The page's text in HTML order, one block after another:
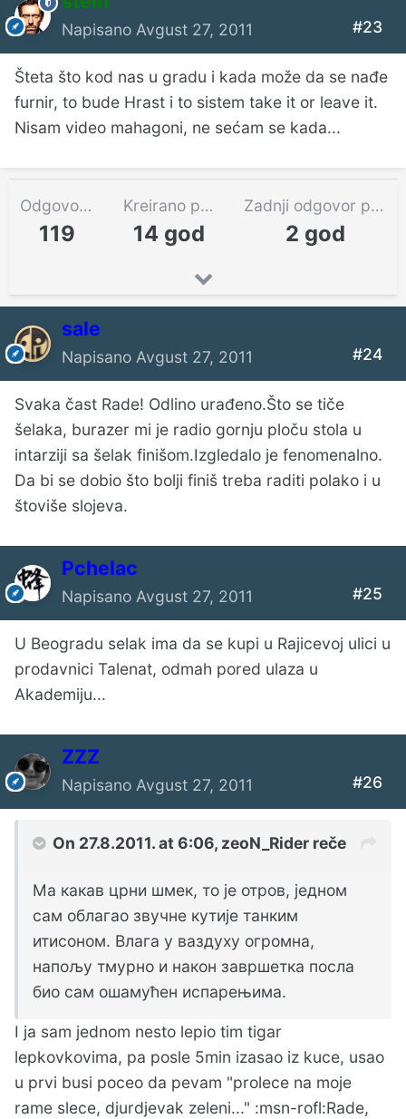
Napisano Avgust 27, 2011 #23
Šteta što kod nas u gradu i kada može da se nađe
furnir, to bude Hrast i to sistem take it or leave it.
Nisam video mahagoni, ne sećam se kada...
Odgovora
119
Kreirano pre
14 god
Zadnji odgovor pre
2 god
sale
Napisano Avgust 27, 2011 #24
Svaka čast Rade! Odlino urađeno.Što se tiče
šelaka, burazer mi je radio gornju ploču stola u
intarziji sa šelak finišom.Izgledalo je fenomenalno.
Da bi se dobio što bolji finiš treba raditi polako i u
štoviše slojeva.
Pchelac
Napisano Avgust 27, 2011 #25
U Beogradu selak ima da se kupi u Rajicevoj ulici u
prodavnici Talenat, odmah pored ulaza u
Akademiju...
ZZZ
Napisano Avgust 27, 2011 #26
On 27.8.2011. at 6:06, zeoN_Rider reče
Ма какав црни шмек, то је отров, једном
сам облагао звучне кутије танким
итисоном. Влага у ваздуху огромна,
напољу тмурно и након завршетка посла
био сам ошамућен испарењима.
I ja sam jednom nesto lepio tim tigar
lepkovkovima, pa posle 5min izasao iz kuce, usao
u prvi busi poceo da pevam "prolece na moje
rame slece, djurdjevak zeleni..." :msn-rofl:Rade,